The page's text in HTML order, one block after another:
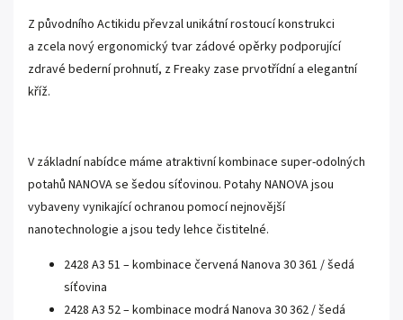
Z původního Actikidu převzal unikátní rostoucí konstrukci
a zcela nový ergonomický tvar zádové opěrky podporující
zdravé bederní prohnutí, z Freaky zase prvotřídní a elegantní
kříž.
V základní nabídce máme atraktivní kombinace super-odolných
potahů NANOVA se šedou síťovinou. Potahy NANOVA jsou
vybaveny vynikající ochranou pomocí nejnovější
nanotechnologie a jsou tedy lehce čistitelné.
2428 A3 51 – kombinace červená Nanova 30 361 / šedá
síťovina
2428 A3 52 – kombinace modrá Nanova 30 362 / šedá